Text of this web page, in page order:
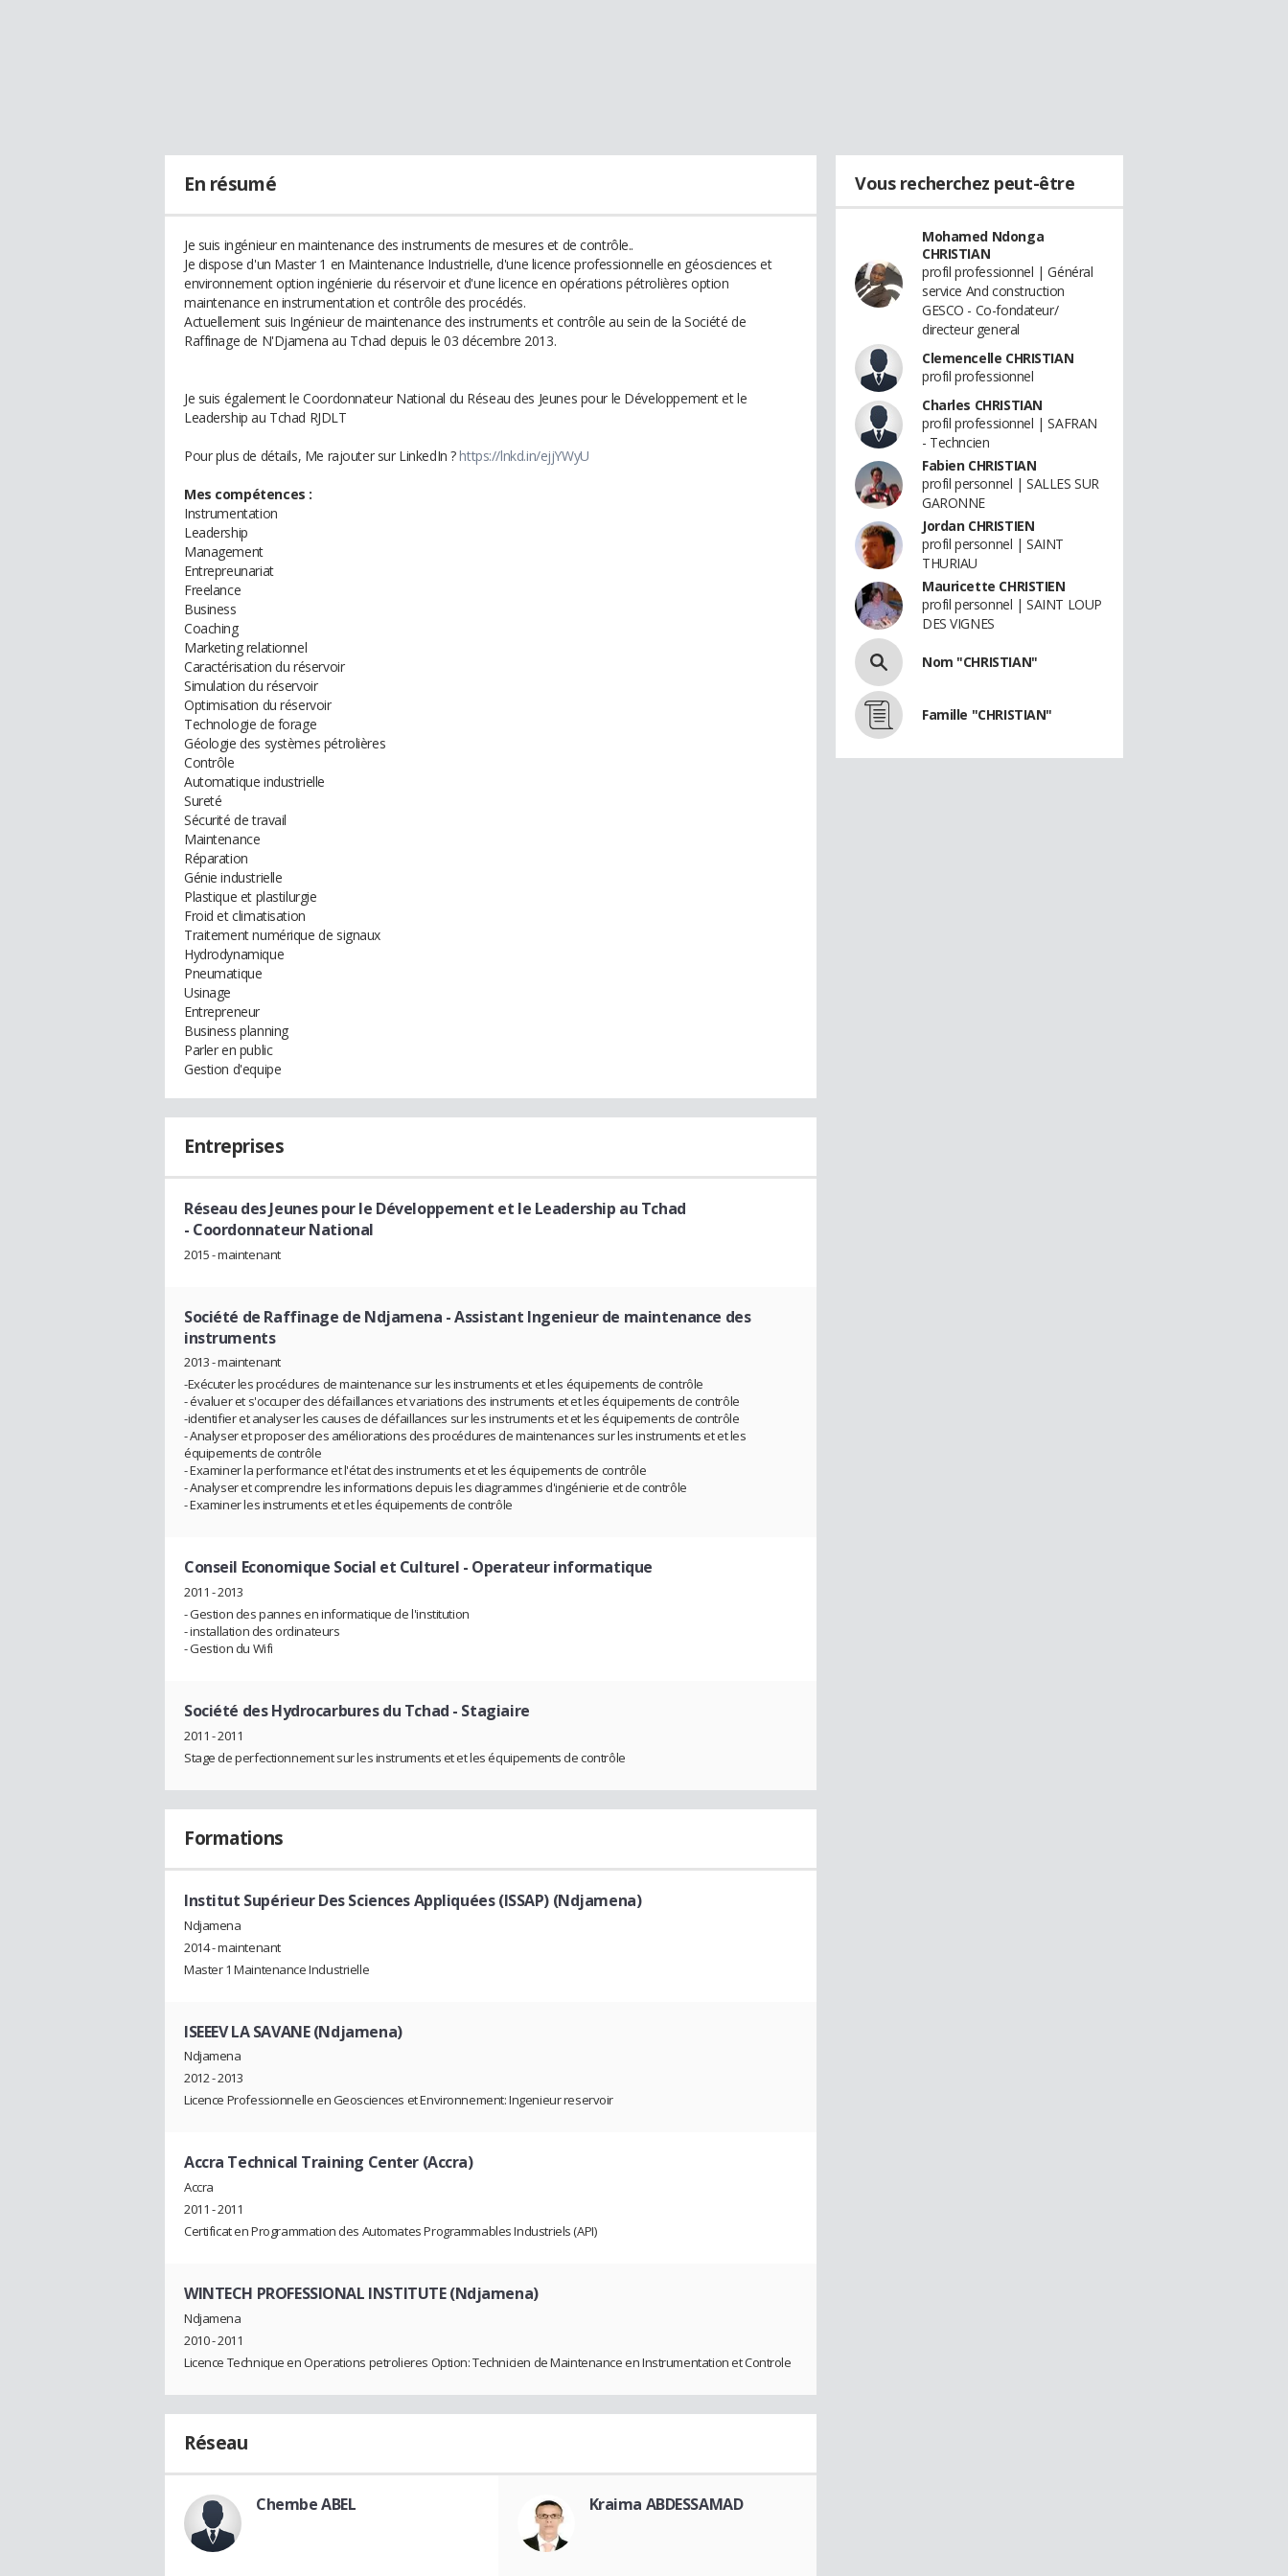
En résumé
Je suis ingénieur en maintenance des instruments de mesures et de contrôle..
Je dispose d'un Master 1 en Maintenance Industrielle, d'une licence professionnelle en géosciences et
environnement option ingénierie du réservoir et d'une licence en opérations pétrolières option
maintenance en instrumentation et contrôle des procédés.
Actuellement suis Ingénieur de maintenance des instruments et contrôle au sein de la Société de
Raffinage de N'Djamena au Tchad depuis le 03 décembre 2013.
Je suis également le Coordonnateur National du Réseau des Jeunes pour le Développement et le
Leadership au Tchad RJDLT
Pour plus de détails, Me rajouter sur LinkedIn ?https://lnkd.in/ejjYWyU
Mes compétences :
Instrumentation
Leadership
Management
Entrepreunariat
Freelance
Business
Coaching
Marketing relationnel
Caractérisation du réservoir
Simulation du réservoir
Optimisation du réservoir
Technologie de forage
Géologie des systèmes pétrolières
Contrôle
Automatique industrielle
Sureté
Sécurité de travail
Maintenance
Réparation
Génie industrielle
Plastique et plastilurgie
Froid et climatisation
Traitement numérique de signaux
Hydrodynamique
Pneumatique
Usinage
Entrepreneur
Business planning
Parler en public
Gestion d'equipe
Entreprises
Réseau des Jeunes pour le Développement et le Leadership au Tchad
- Coordonnateur National
2015 - maintenant
Société de Raffinage de Ndjamena - Assistant Ingenieur de maintenance des
instruments
2013 - maintenant
-Exécuter les procédures de maintenance sur les instruments et et les équipements de contrôle
- évaluer et s'occuper des défaillances et variations des instruments et et les équipements de contrôle
-identifier et analyser les causes de défaillances sur les instruments et et les équipements de contrôle
- Analyser et proposer des améliorations des procédures de maintenances sur les instruments et et les
équipements de contrôle
- Examiner la performance et l'état des instruments et et les équipements de contrôle
- Analyser et comprendre les informations depuis les diagrammes d'ingénierie et de contrôle
- Examiner les instruments et et les équipements de contrôle
Conseil Economique Social et Culturel - Operateur informatique
2011 - 2013
- Gestion des pannes en informatique de l'institution
- installation des ordinateurs
- Gestion du Wifi
Société des Hydrocarbures du Tchad - Stagiaire
2011 - 2011
Stage de perfectionnement sur les instruments et et les équipements de contrôle
Formations
Institut Supérieur Des Sciences Appliquées (ISSAP) (Ndjamena)
Ndjamena
2014 - maintenant
Master 1 Maintenance Industrielle
ISEEEV LA SAVANE (Ndjamena)
Ndjamena
2012 - 2013
Licence Professionnelle en Geosciences et Environnement: Ingenieur reservoir
Accra Technical Training Center (Accra)
Accra
2011 - 2011
Certificat en Programmation des Automates Programmables Industriels (API)
WINTECH PROFESSIONAL INSTITUTE (Ndjamena)
Ndjamena
2010 - 2011
Licence Technique en Operations petrolieres Option: Technicien de Maintenance en Instrumentation et Controle
Réseau
Chembe ABEL Kraima ABDESSAMAD
Vous recherchez peut-être
Mohamed Ndonga
CHRISTIAN
profil professionnel | Général
service And construction
GESCO - Co-fondateur/
directeur general
Clemencelle CHRISTIAN
profil professionnel
Charles CHRISTIAN
profil professionnel | SAFRAN
- Techncien
Fabien CHRISTIAN
profil personnel | SALLES SUR
GARONNE
Jordan CHRISTIEN
profil personnel | SAINT
THURIAU
Mauricette CHRISTIEN
profil personnel | SAINT LOUP
DES VIGNES
Nom "CHRISTIAN"
Famille "CHRISTIAN"